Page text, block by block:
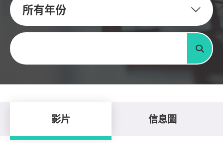
所有年份
關鍵字
搜尋
影片 信息圖